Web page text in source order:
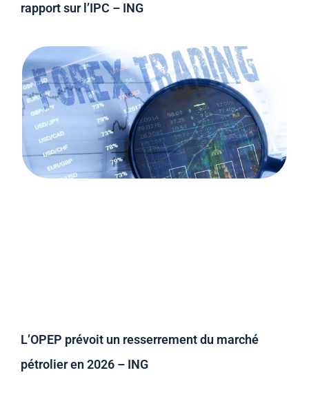
rapport sur l’IPC – ING
L’OPEP prévoit un resserrement du marché
pétrolier en 2026 – ING